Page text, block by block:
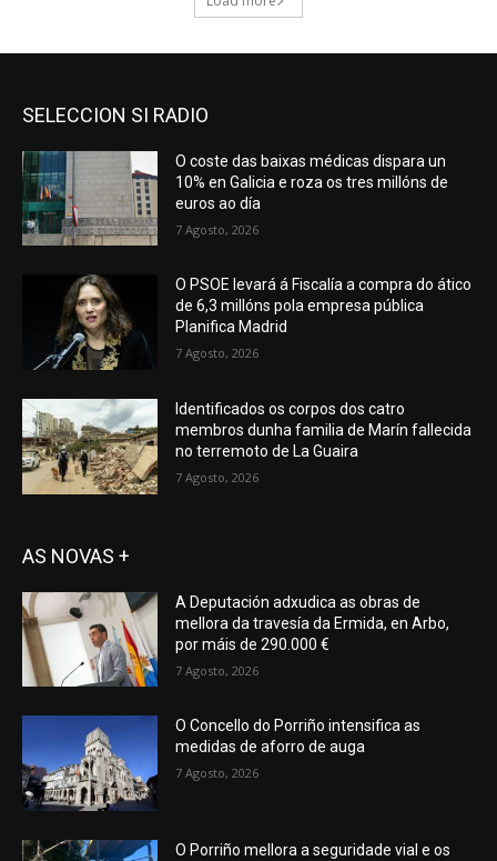
SELECCION SI RADIO
O coste das baixas médicas dispara un
10% en Galicia e roza os tres millóns de
euros ao día
7 Agosto, 2026
O PSOE levará á Fiscalía a compra do ático
de 6,3 millóns pola empresa pública
Planifica Madrid
7 Agosto, 2026
Identificados os corpos dos catro
membros dunha familia de Marín fallecida
no terremoto de La Guaira
7 Agosto, 2026
AS NOVAS +
A Deputación adxudica as obras de
mellora da travesía da Ermida, en Arbo,
por máis de 290.000 €
7 Agosto, 2026
O Concello do Porriño intensifica as
medidas de aforro de auga
7 Agosto, 2026
O Porriño mellora a seguridade vial e os